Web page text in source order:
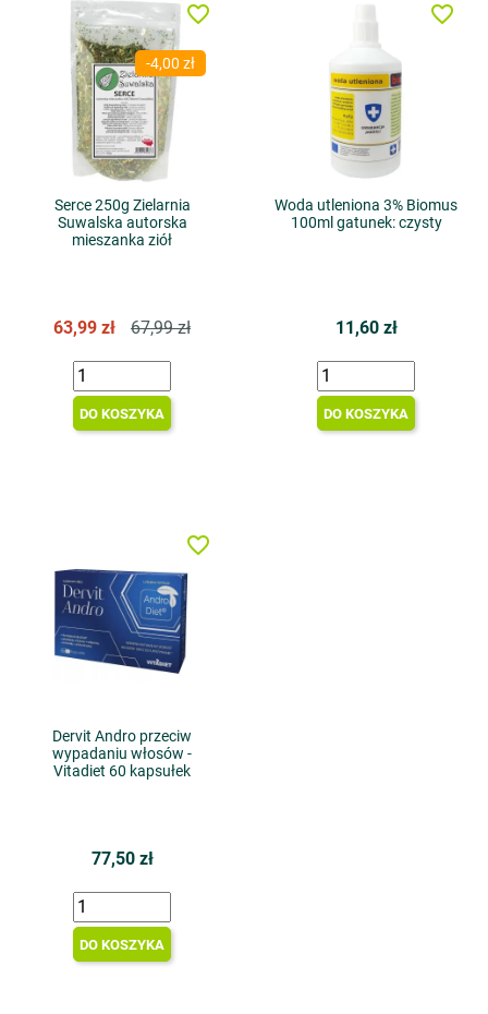
-4,00 zł
Serce 250g Zielarnia
Suwalska autorska
mieszanka ziół
63,99 zł 67,99 zł
DO KOSZYKA
favorite_border
Woda utleniona 3% Biomus
100ml gatunek: czysty
11,60 zł
DO KOSZYKA
favorite_border
Dervit Andro przeciw
wypadaniu włosów -
Vitadiet 60 kapsułek
77,50 zł
DO KOSZYKA
favorite_border